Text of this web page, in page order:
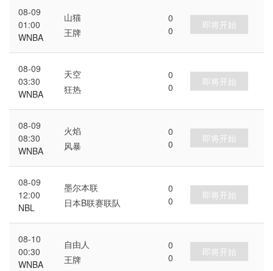
08-09
01:00
WNBA
山猫
0
0
王牌
即将开始
08-09
03:30
WNBA
天空
0
0
狂热
即将开始
08-09
08:30
WNBA
火焰
0
0
风暴
即将开始
08-09
12:00
NBL
墨尔本联
0
0
日本B联赛联队
即将开始
08-10
00:30
WNBA
自由人
0
0
王牌
即将开始